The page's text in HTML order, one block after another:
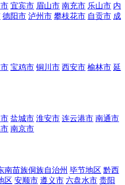
宜宾市 眉山市 南充市 乐山市 内
德阳市 泸州市 攀枝花市 自贡市 成
宝鸡市 铜川市 西安市 榆林市 延
盐城市 淮安市 连云港市 南通市
南京市
南苗族侗族自治州 毕节地区 黔西
区 安顺市 遵义市 六盘水市 贵阳